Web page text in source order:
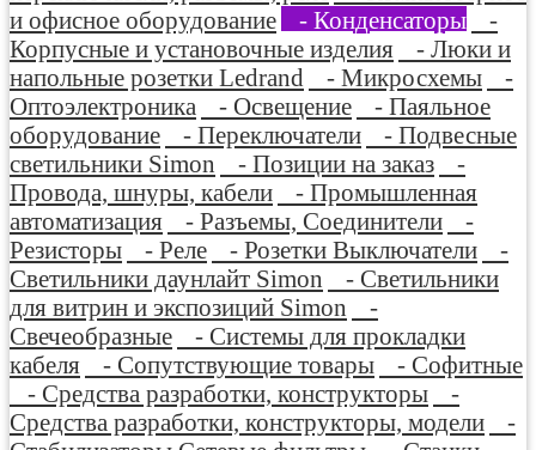
и офисное оборудование
- Конденсаторы
-
Корпусные и установочные изделия
- Люки и
напольные розетки Ledrand
- Микросхемы
-
Оптоэлектроника
- Освещение
- Паяльное
оборудование
- Переключатели
- Подвесные
светильники Simon
- Позиции на заказ
-
Провода, шнуры, кабели
- Промышленная
автоматизация
- Разъемы, Соединители
-
Резисторы
- Реле - Розетки Выключатели
-
Светильники даунлайт Simon
- Светильники
для витрин и экспозиций Simon
-
Свечеобразные
- Системы для прокладки
кабеля
- Сопутствующие товары
- Софитные
- Средства разработки, конструкторы
-
Средства разработки, конструкторы, модели
-